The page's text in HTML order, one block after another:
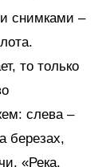
снимками –
то только
слева –
березах,
«Река,